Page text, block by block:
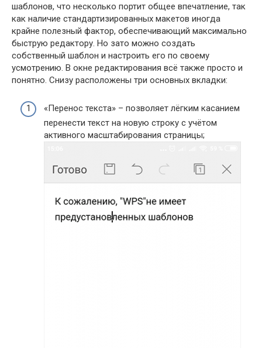
шаблонов, что несколько портит общее впечатление, так
как наличие стандартизированных макетов иногда
крайне полезный фактор, обеспечивающий максимально
быструю редактору. Но зато можно создать
собственный шаблон и настроить его по своему
усмотрению. В окне редактирования всё также просто и
понятно. Снизу расположены три основных вкладки:
«Перенос текста» – позволяет лёгким касанием
перенести текст на новую строку с учётом
активного масштабирования страницы;